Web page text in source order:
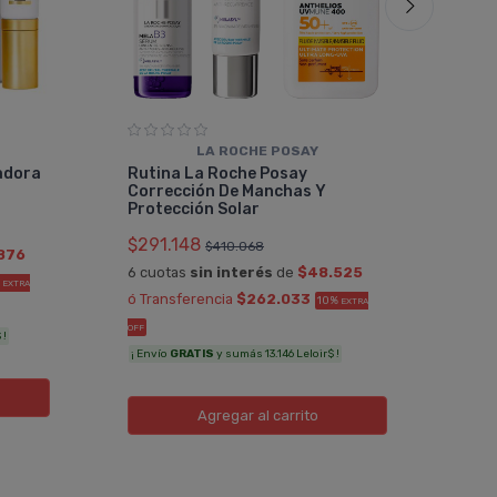
EXTRA
!
LA ROCHE POSAY
Rutina La Roche Posay
Corrección De Manchas Y
Protección Solar
$291.148 $410.068
6 cuotas sin interés de $48.525
ó Transferencia $262.033 10% EXTRA
OFF
¡ Envío GRATIS y sumás 13.146 Leloir$ !
Agregaral carrito